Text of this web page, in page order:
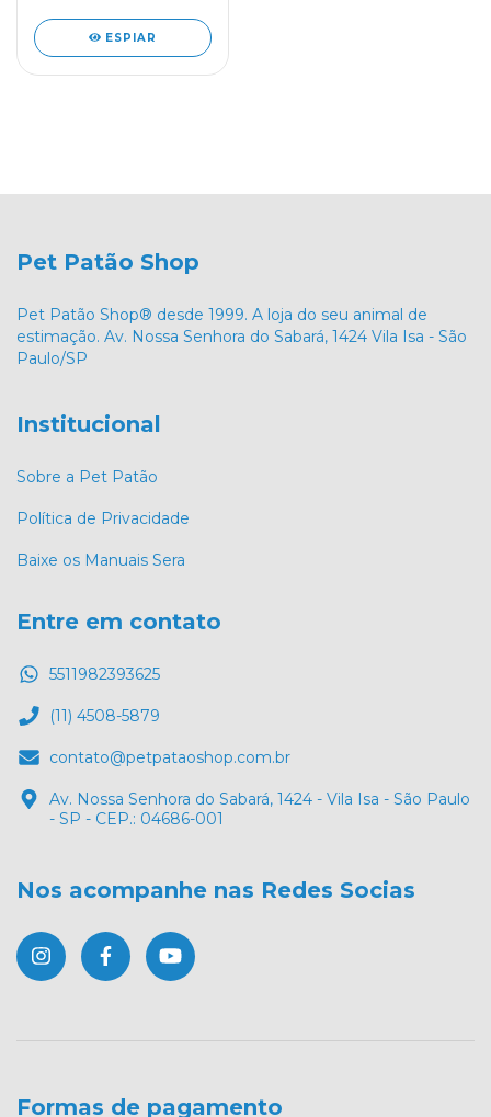
ESPIAR
Pet Patão Shop
Pet Patão Shop® desde 1999. A loja do seu animal de
estimação. Av. Nossa Senhora do Sabará, 1424 Vila Isa - São
Paulo/SP
Institucional
Sobre a Pet Patão
Política de Privacidade
Baixe os Manuais Sera
Entre em contato
5511982393625
(11) 4508-5879
contato@petpataoshop.com.br
Av. Nossa Senhora do Sabará, 1424 - Vila Isa - São Paulo
- SP - CEP.: 04686-001
Nos acompanhe nas Redes Socias
Formas de pagamento